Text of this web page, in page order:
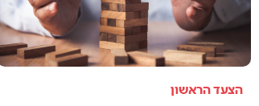
הצעד הראשון